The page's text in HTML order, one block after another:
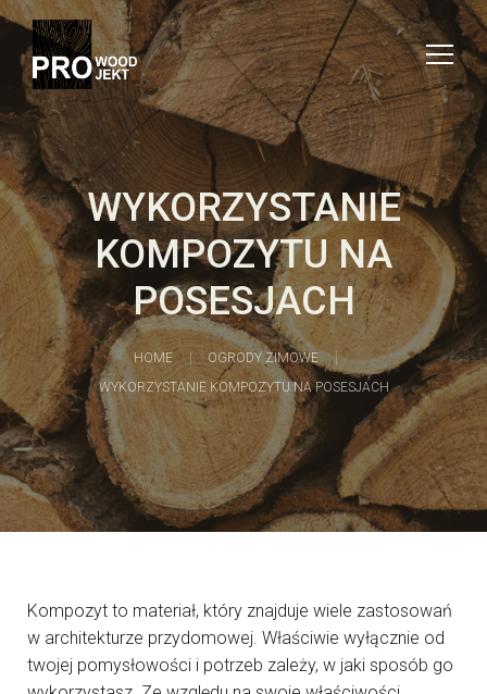
WYKORZYSTANIE
KOMPOZYTU NA
POSESJACH
HOME
OGRODY ZIMOWE
WYKORZYSTANIE KOMPOZYTU NA POSESJACH
Kompozyt to materiał, który znajduje wiele zastosowań
w architekturze przydomowej. Właściwie wyłącznie od
twojej pomysłowości i potrzeb zależy, w jaki sposób go